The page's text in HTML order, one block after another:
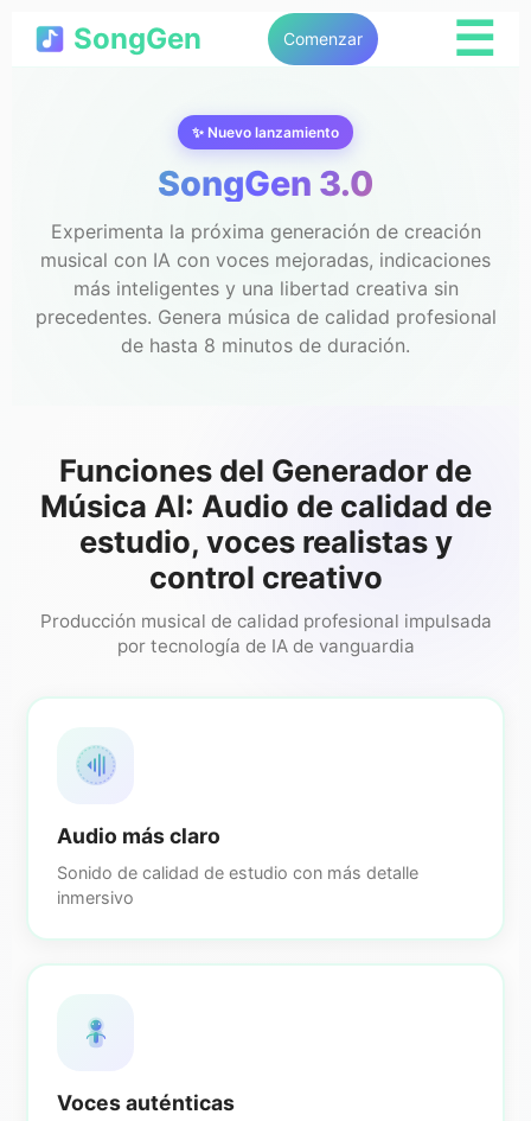
SongGen Comenzar ☰
✨ Nuevo lanzamiento
SongGen 3.0
Experimenta la próxima generación de creación
musical con IA con voces mejoradas, indicaciones
más inteligentes y una libertad creativa sin
precedentes. Genera música de calidad profesional
de hasta 8 minutos de duración.
Funciones del Generador de
Música AI: Audio de calidad de
estudio, voces realistas y
control creativo
Producción musical de calidad profesional impulsada
por tecnología de IA de vanguardia
Audio más claro
Sonido de calidad de estudio con más detalle
inmersivo
Voces auténticas